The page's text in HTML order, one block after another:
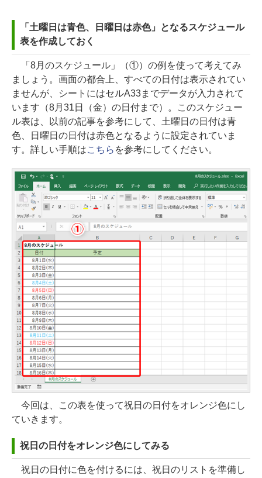
「土曜日は青色、日曜日は赤色」となるスケジュール
表を作成しておく
「8月のスケジュール」（①）の例を使って考えてみ
ましょう。画面の都合上、すべての日付は表示されてい
ませんが、シートにはセルA33までデータが入力されて
います（8月31日（金）の日付まで）。このスケジュー
ル表は、以前の記事を参考にして、土曜日の日付は青
色、日曜日の日付は赤色となるように設定されていま
す。詳しい手順はこちら を参考にしてください。
今回は、この表を使って祝日の日付をオレンジ色にし
ていきます。
祝日の日付をオレンジ色にしてみる
祝日の日付に色を付けるには、祝日のリストを準備し